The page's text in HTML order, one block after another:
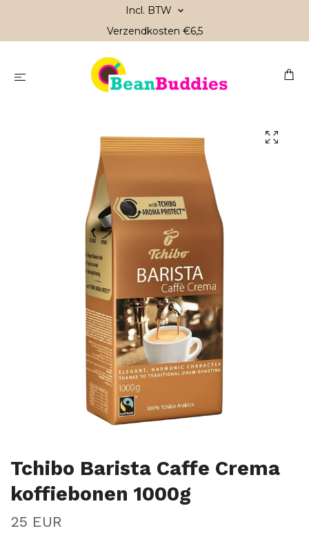
Incl. BTW
Verzendkosten €6,5
Tchibo Barista Caffe Crema
koffiebonen 1000g
25 EUR